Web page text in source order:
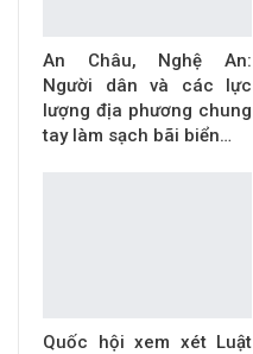
An Châu, Nghệ An:
Người dân và các lực
lượng địa phương chung
tay làm sạch bãi biển…
Quốc hội xem xét Luật